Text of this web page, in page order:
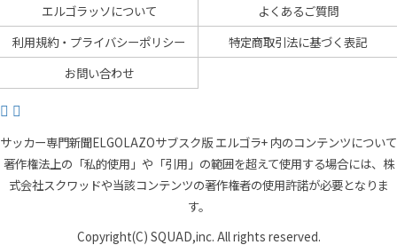
エルゴラッソについて
よくあるご質問
利用規約・プライバシーポリシー
特定商取引法に基づく表記
お問い合わせ
サッカー専門新聞ELGOLAZOサブスク版 エルゴラ+ 内のコンテンツについて
著作権法上の「私的使用」や「引用」の範囲を超えて使用する場合には、株
式会社スクワッドや当該コンテンツの著作権者の使用許諾が必要となりま
す。
Copyright(C) SQUAD,inc. All rights reserved.